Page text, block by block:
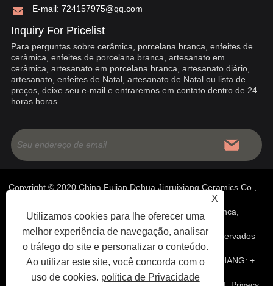
E-mail: 724157975@qq.com
Inquiry For Pricelist
Para perguntas sobre cerâmica, porcelana branca, enfeites de
cerâmica, enfeites de porcelana branca, artesanato em
cerâmica, artesanato em porcelana branca, artesanato diário,
artesanato, enfeites de Natal, artesanato de Natal ou lista de
preços, deixe seu e-mail e entraremos em contato dentro de 24
horas horas.
Copyright © 2020 China Fujian Dehua Jinruixiang Ceramics Co.,
Ltd - Cerâmica Chinesa, Ornamentos de Porcelana Branca,
Artesanato em Porcelana Branca - Todos os direitos reservados
SUPORTE TÉCNICO DO SITE:REDE TIANYUROBIN ZHANG: +
X
Utilizamos cookies para lhe oferecer uma
melhor experiência de navegação, analisar
o tráfego do site e personalizar o conteúdo.
Ao utilizar este site, você concorda com o
uso de cookies. política de Privacidade